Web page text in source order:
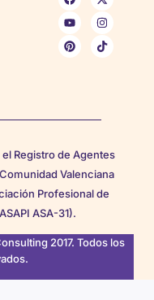
Registro de Agentes
Valenciana
Profesional de
ASA-31).
2017. Todos los